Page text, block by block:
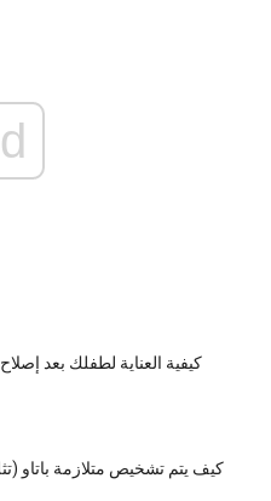
كيفية العناية لطفلك بعد
كيف يتم تشخيص متلازمة باتاو